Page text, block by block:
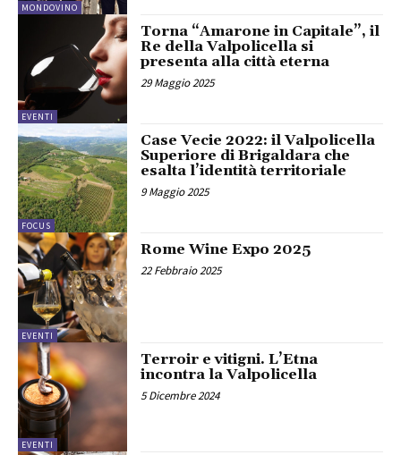
MONDOVINO
EVENTI
Torna “Amarone in Capitale”, il
Re della Valpolicella si
presenta alla città eterna
29 Maggio 2025
FOCUS
Case Vecie 2022: il Valpolicella
Superiore di Brigaldara che
esalta l’identità territoriale
9 Maggio 2025
EVENTI
Rome Wine Expo 2025
22 Febbraio 2025
EVENTI
Terroir e vitigni. L’Etna
incontra la Valpolicella
5 Dicembre 2024